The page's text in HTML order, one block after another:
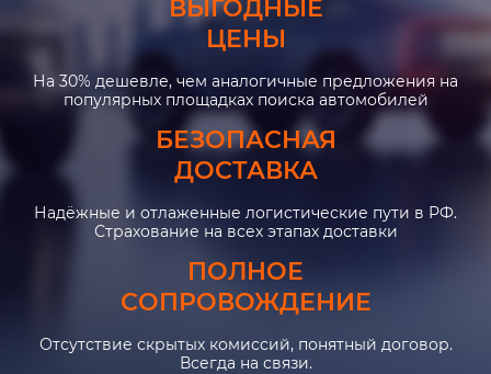
ВЫГОДНЫЕ
ЦЕНЫ
На 30% дешевле, чем аналогичные предложения на
популярных площадках поиска автомобилей
БЕЗОПАСНАЯ
ДОСТАВКА
Надёжные и отлаженные логистические пути в РФ.
Страхование на всех этапах доставки
ПОЛНОЕ
СОПРОВОЖДЕНИЕ
Отсутствие скрытых комиссий, понятный договор.
Всегда на связи.